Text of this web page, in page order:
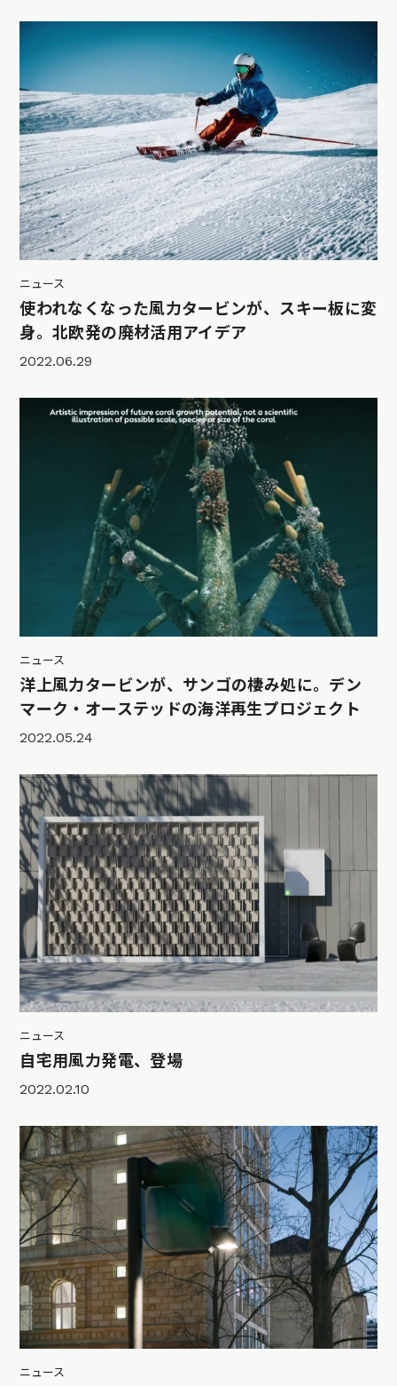
ニュース
使われなくなった風力タービンが、スキー板に変
身。北欧発の廃材活用アイデア
2022.06.29
ニュース
洋上風力タービンが、サンゴの棲み処に。デン
マーク・オーステッドの海洋再生プロジェクト
2022.05.24
ニュース
自宅用風力発電、登場
2022.02.10
ニュース